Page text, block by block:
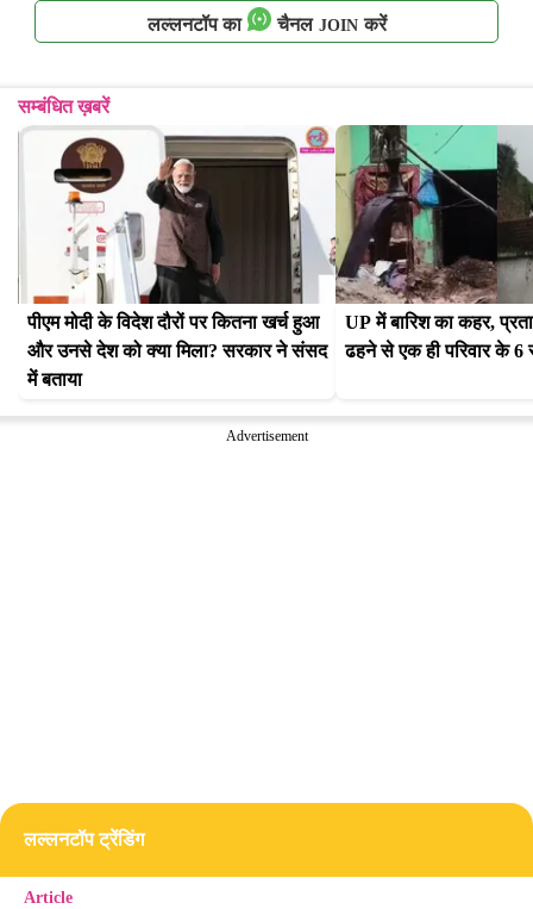
लल्लनटॉप का चैनल JOIN करें
सम्बंधित ख़बरें
पीएम मोदी के विदेश दौरों पर कितना खर्च हुआ
और उनसे देश को क्या मिला? सरकार ने संसद
में बताया
UP में बारिश का कहर,
ढहने से एक ही परिवार के 6
Advertisement
लल्लनटॉप ट्रेंडिंग
Article